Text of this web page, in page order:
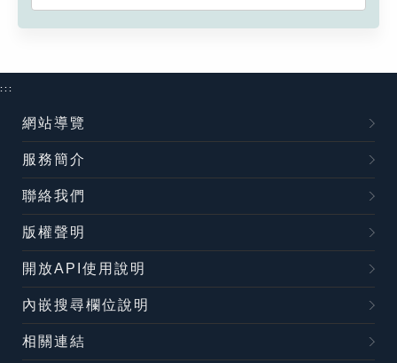
:::
網站導覽
服務簡介
聯絡我們
版權聲明
開放API使用說明
內嵌搜尋欄位說明
相關連結